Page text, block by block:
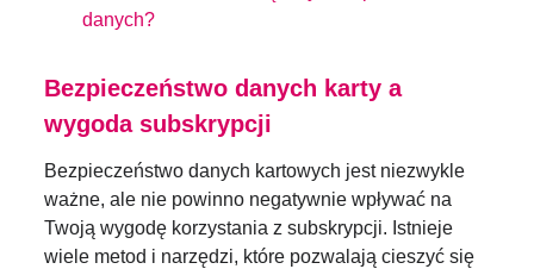
danych?
Bezpieczeństwo danych karty a
wygoda subskrypcji
Bezpieczeństwo danych kartowych jest niezwykle
ważne, ale nie powinno negatywnie wpływać na
Twoją wygodę korzystania z subskrypcji. Istnieje
wiele metod i narzędzi, które pozwalają cieszyć się